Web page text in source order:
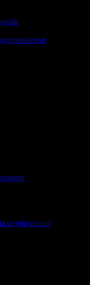
tarvikevaunut